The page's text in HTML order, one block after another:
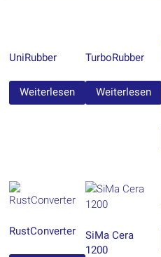
UniRubber
Weiterlesen
TurboRubber
Weiterlesen
RustConverter
SiMa Cera
1200